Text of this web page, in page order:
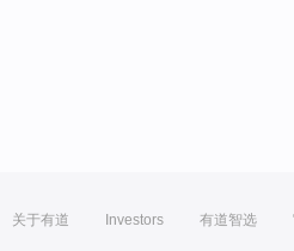
关于有道 Investors 有道智选